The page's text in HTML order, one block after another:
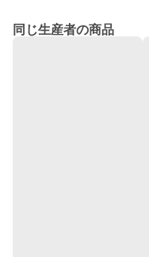
同じ生産者の商品